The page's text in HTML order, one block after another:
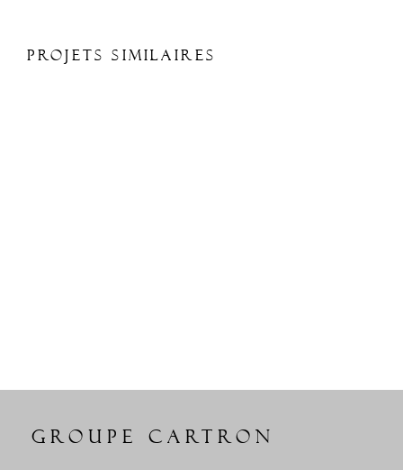
Projets Similaires
GROUPE CARTRON